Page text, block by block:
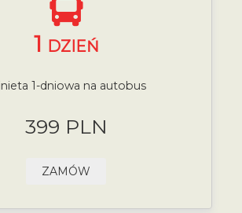
1 DZIEŃ
1-dniowa na autobus
399 PLN
ZAMÓW